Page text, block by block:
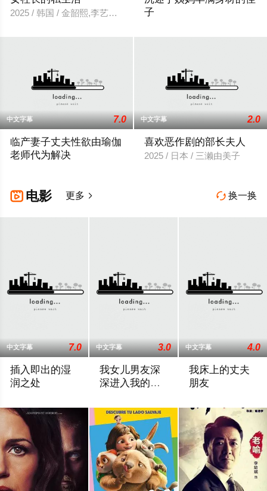
2025 / 韩国 / 金韶熙,李艺珍,秀,汤米子
中文字幕 7.0
临产妻子丈夫性欲由瑜伽
老师代为解决
中文字幕 2.0
喜欢恶作剧的部长夫人
2025 / 日本 / 三濑由美子
 换一换
 电影 更多 
中文字幕 7.0
插入即出的湿
润之处
中文字幕 3.0
我女儿男友深
深进入我的身
中文字幕 4.0
我床上的丈夫
朋友